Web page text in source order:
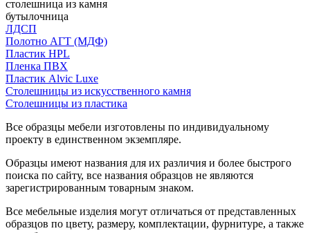
столешница из камня
бутылочница
ЛДСП
Полотно АГТ (МДФ)
Пластик HPL
Пленка ПВХ
Пластик Alvic Luxe
Столешницы из искусственного камня
Столешницы из пластика
Все образцы мебели изготовлены по индивидуальному
проекту в единственном экземпляре.
Образцы имеют названия для их различия и более быстрого
поиска по сайту, все названия образцов не являются
зарегистрированным товарным знаком.
Все мебельные изделия могут отличаться от представленных
образцов по цвету, размеру, комплектации, фурнитуре, а также